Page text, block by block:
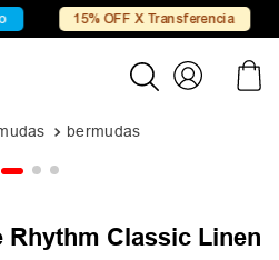
15% OFF X Transferencia
bermudas
Rhythm Classic Linen